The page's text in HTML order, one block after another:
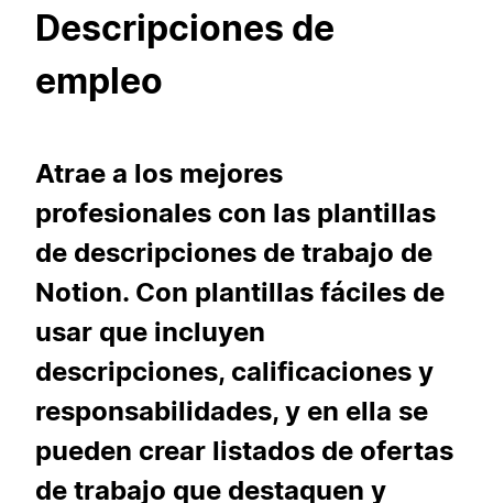
Descripciones de
empleo
Atrae a los mejores
profesionales con las plantillas
de descripciones de trabajo de
Notion. Con plantillas fáciles de
usar que incluyen
descripciones, calificaciones y
responsabilidades, y en ella se
pueden crear listados de ofertas
de trabajo que destaquen y